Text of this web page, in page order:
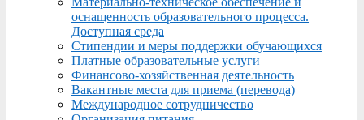
оснащенность образовательного процесса.
Доступная среда
Стипендии и меры поддержки обучающихся
Платные образовательные услуги
Финансово-хозяйственная деятельность
Вакантные места для приема (перевода)
Международное сотрудничество